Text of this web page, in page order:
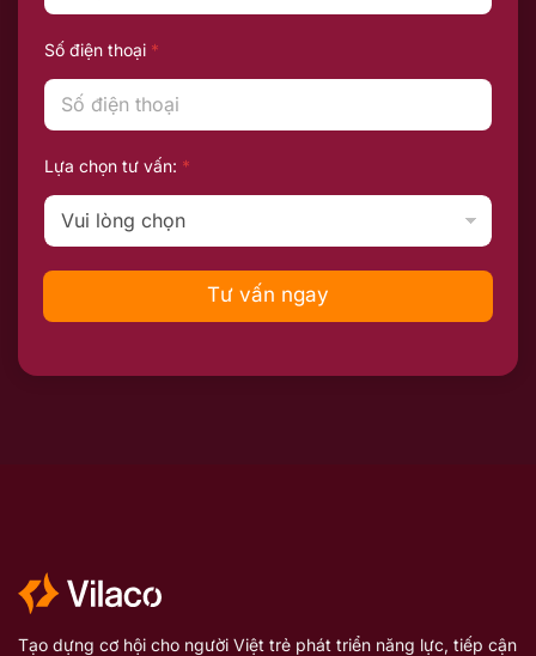
Số điện thoại *
Lựa chọn tư vấn: *
Tư vấn ngay
Tạo dựng cơ hội cho người Việt trẻ phát triển năng lực, tiếp cận